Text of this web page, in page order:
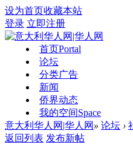
设为首页收藏本站
登录 立即注册
首页Portal
论坛
分类广告
新闻
侨界动态
我的空间Space
意大利华人网|华人网 » 论坛 ›
返回列表 发布新帖